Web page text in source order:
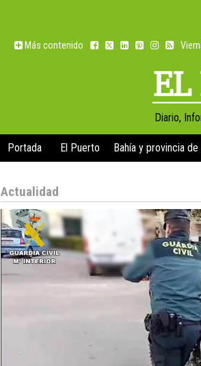
Más contenido
Diario,
Portada El Puerto Bahía y provincia de
Actualidad